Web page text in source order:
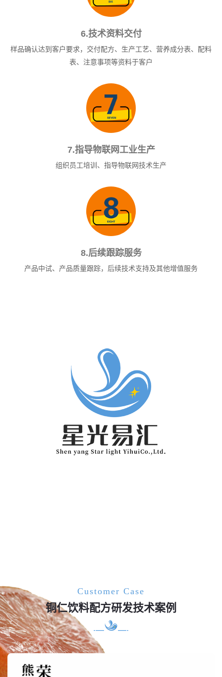
6.技术资料交付
样品确认达到客户要求，交付配方、生产工艺、营养成分表、配料
表、注意事项等资料于客户
7.指导物联网工业生产
组织员工培训、指导物联网技术生产
8.后续跟踪服务
产品中试、产品质量跟踪，后续技术支持及其他增值服务
Customer Case
铜仁饮料配方研发技术案例